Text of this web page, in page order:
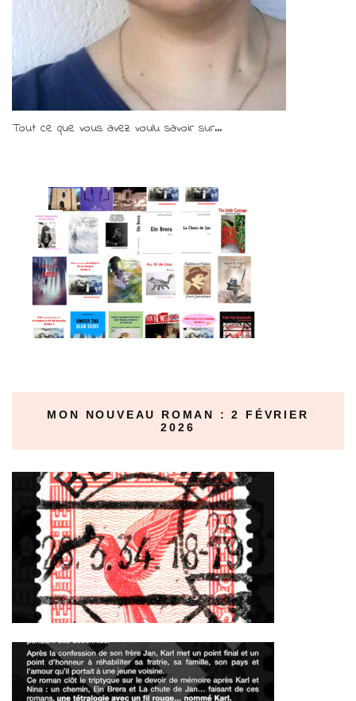
Tout ce que vous avez voulu savoir sur...
MON NOUVEAU ROMAN : 2 FÉVRIER
2026